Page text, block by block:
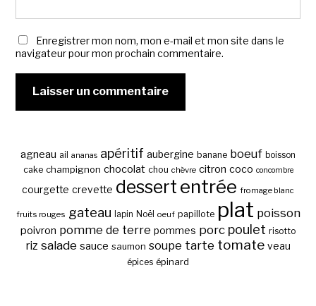
Enregistrer mon nom, mon e-mail et mon site dans le
navigateur pour mon prochain commentaire.
agneau ail ananas apéritif aubergine banane boeuf boisson
cake champignon chocolat chou chèvre citron coco concombre
courgette crevette dessert entrée fromage blanc
fruits rouges gateau lapin Noël oeuf papillote plat poisson
poivron pomme de terre pommes porc poulet risotto
riz salade sauce saumon soupe tarte tomate veau
épices épinard